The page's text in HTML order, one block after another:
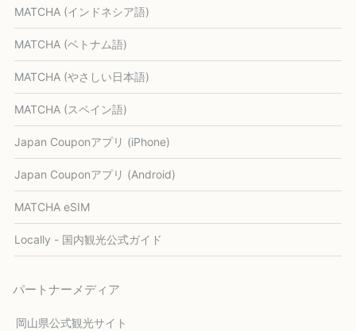
MATCHA (インドネシア語)
MATCHA (ベトナム語)
MATCHA (やさしい日本語)
MATCHA (スペイン語)
Japan Couponアプリ (iPhone)
Japan Couponアプリ (Android)
MATCHA eSIM
Locally - 国内観光公式ガイド
パートナーメディア
岡山県公式観光サイト